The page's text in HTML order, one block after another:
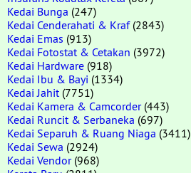
Kedai Bunga (247)
Kedai Cenderahati & Kraf(2843)
Kedai Emas (913)
Kedai Fotostat & Cetakan (3972)
Kedai Hardware (918)
Kedai Ibu & Bayi (1334)
Kedai Jahit (7751)
Kedai Kamera & Camcorder(443)
Kedai Runcit & Serbaneka (697)
Kedai Separuh & Ruang Niaga (3411)
Kedai Sewa (2924)
Kedai Vendor(968)